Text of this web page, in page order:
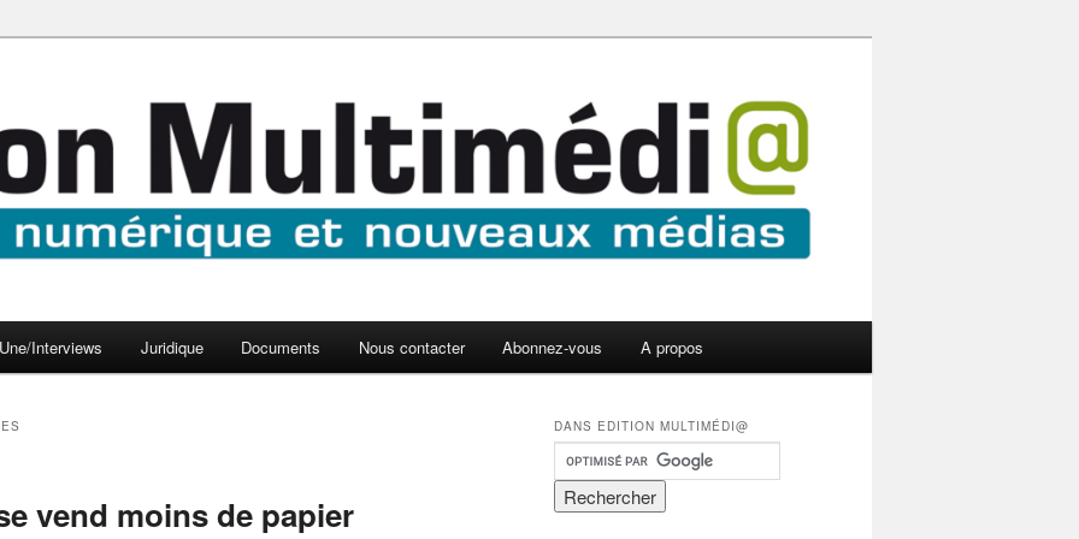
Une/Interviews Juridique Documents Nous contacter Abonnez-vous A propos
vend moins de papier
DANS EDITION MULTIMÉDI@